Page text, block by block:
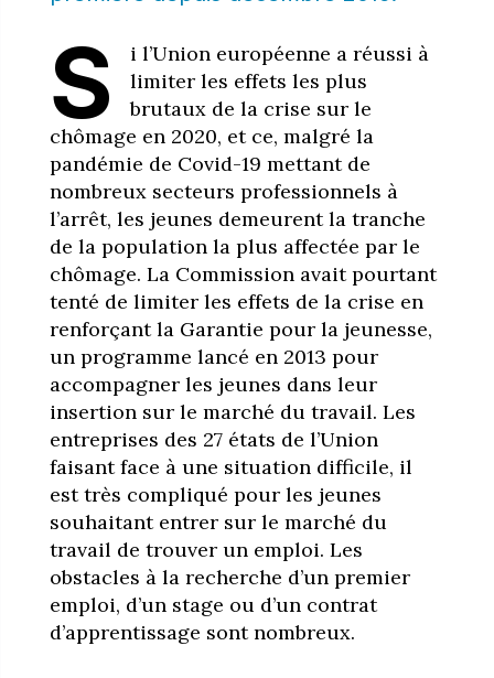
S
i l’Union européenne a réussi à
limiter les effets les plus
brutaux de la crise sur le
chômage en 2020, et ce, malgré la
pandémie de Covid-19 mettant de
nombreux secteurs professionnels à
l’arrêt, les jeunes demeurent la tranche
de la population la plus affectée par le
chômage. La Commission avait pourtant
tenté de limiter les effets de la crise en
renforçant la Garantie pour la jeunesse,
un programme lancé en 2013 pour
accompagner les jeunes dans leur
insertion sur le marché du travail. Les
entreprises des 27 états de l’Union
faisant face à une situation difficile, il
est très compliqué pour les jeunes
souhaitant entrer sur le marché du
travail de trouver un emploi. Les
obstacles à la recherche d’un premier
emploi, d’un stage ou d’un contrat
d’apprentissage sont nombreux.